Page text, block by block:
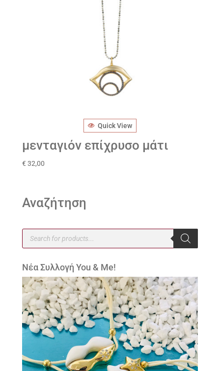
Quick View
μενταγιόν επίχρυσο μάτι
€ 32,00
Αναζήτηση
Products
search
Νέα Συλλογή You & Me!